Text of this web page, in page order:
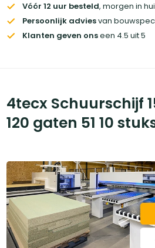
Vóór 12 uur besteld, morgen in
Persoonlijk adviesvan
Klanten geven onseen 4.5 uit 5
4tecx Schuurschijf
120 gaten 51 10